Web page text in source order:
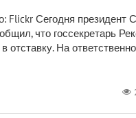
Flickr Сегодня президент
что госсекретарь
отставку. На